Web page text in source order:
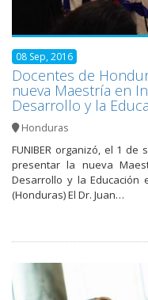
08 Sep, 2016
Docentes de
nueva Maestría en
Desarrollo y la
Honduras
FUNIBER organizó, el 1
presentar la nueva
Desarrollo y la Educación
(Honduras) El Dr. Juan…